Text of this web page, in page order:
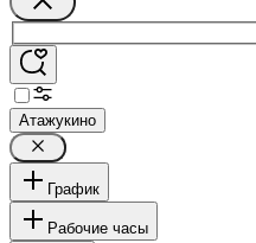
Атажукино
График
Рабочие часы